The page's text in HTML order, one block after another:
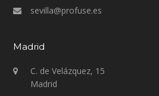
sevilla@profuse.es
Madrid
C. de Velázquez, 15
Madrid